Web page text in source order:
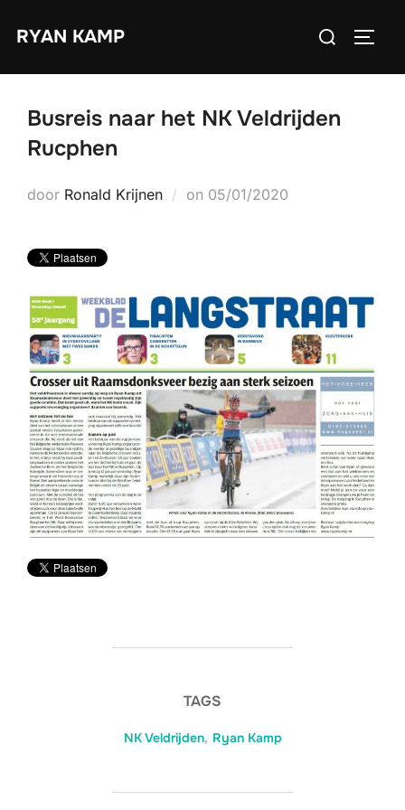
naarRYAN KAMP
Zoek
Busreis naar het NK Veldrijden
Rucphen
door Ronald Krijnen on Geplaatst
05/01/2020
TAGS
NK Veldrijden, Ryan Kamp